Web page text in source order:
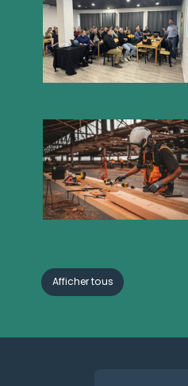
Afficher tous